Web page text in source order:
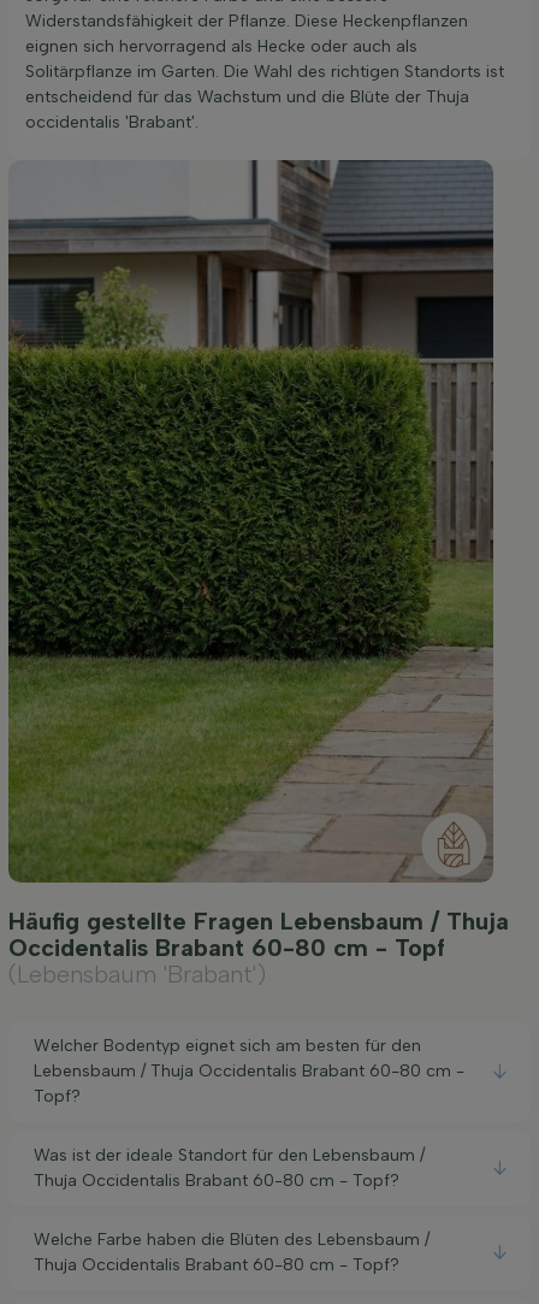
Widerstandsfähigkeit der Pflanze. Diese Heckenpflanzen
eignen sich hervorragend als Hecke oder auch als
Solitärpflanze im Garten. Die Wahl des richtigen Standorts ist
entscheidend für das Wachstum und die Blüte der Thuja
occidentalis 'Brabant'.
Häufig gestellte Fragen Lebensbaum / Thuja
Occidentalis Brabant 60-80 cm - Topf
(Lebensbaum 'Brabant')
Welcher Bodentyp eignet sich am besten für den
Lebensbaum / Thuja Occidentalis Brabant 60-80 cm -
Topf?
Was ist der ideale Standort für den Lebensbaum /
Thuja Occidentalis Brabant 60-80 cm - Topf?
Welche Farbe haben die Blüten des Lebensbaum /
Thuja Occidentalis Brabant 60-80 cm - Topf?